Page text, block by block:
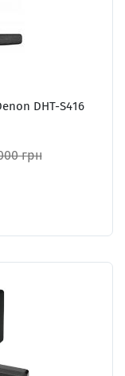
DHT-S416
грн